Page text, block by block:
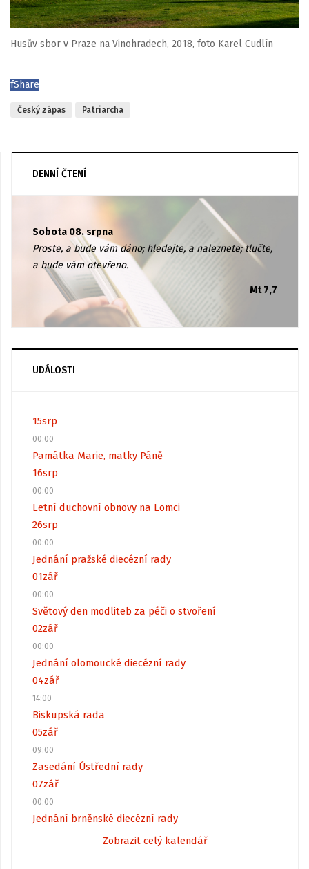
Husův sbor v Praze na Vinohradech, 2018, foto Karel Cudlín
fShare
Český zápas Patriarcha
DENNÍ ČTENÍ
Sobota 08. srpna
Proste, a bude vám dáno; hledejte, a naleznete; tlučte,
a bude vám otevřeno.
Mt 7,7
UDÁLOSTI
15srp
00:00
Památka Marie, matky Páně
16srp
00:00
Letní duchovní obnovy na Lomci
26srp
00:00
Jednání pražské diecézní rady
01zář
00:00
Světový den modliteb za péči o stvoření
02zář
00:00
Jednání olomoucké diecézní rady
04zář
14:00
Biskupská rada
05zář
09:00
Zasedání Ústřední rady
07zář
00:00
Jednání brněnské diecézní rady
Zobrazit celý kalendář